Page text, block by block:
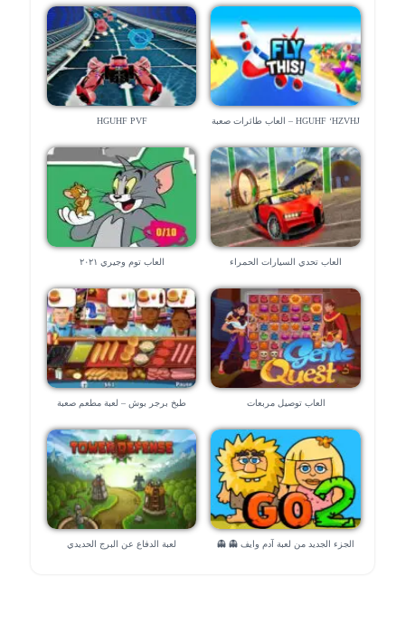
HGUHF ‘HZVHJ – العاب طائرات صعبة HGUHF PVF
العاب تحدي السيارات الحمراء العاب توم وجيري ٢٠٢١
العاب توصيل مربعات طبخ برجر بوش – لعبة مطعم صعبة
الجزء الجديد من لعبة آدم وايف 👻 👻 لعبة الدفاع عن البرج الحديدي